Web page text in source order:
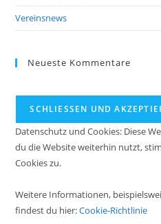
Vereinsnews
Neueste Kommentare
Datenschutz und Cookies: Diese
du die Website weiterhin nutzt,
Cookies zu.
Weitere Informationen,
findest du hier:Cookie-Richtlinie